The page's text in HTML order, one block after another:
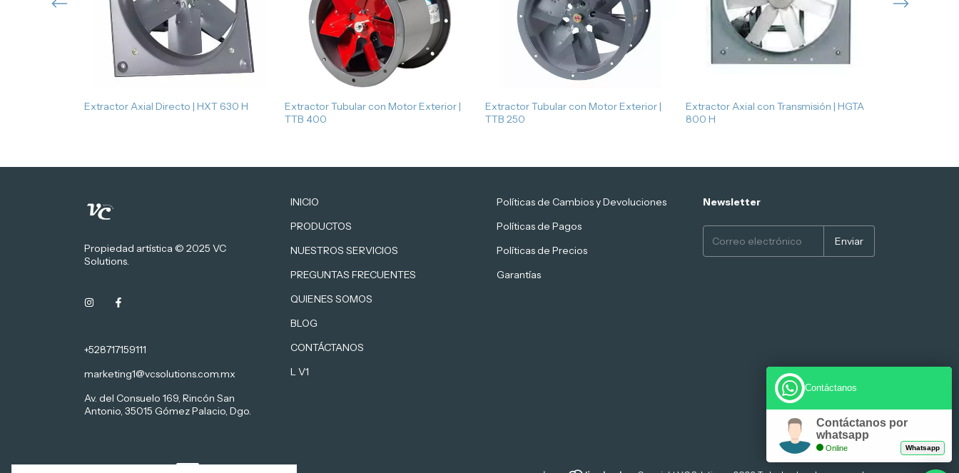
Extractor Axial Directo | HXT 630 H
Extractor Tubular con Motor Exterior |
TTB 400
Extractor Tubular con Motor Exterior |
TTB 250
Extractor Axial con Transmisión | HGTA
800 H
Propiedad artística © 2025 VC
Solutions.
+528717159111
marketing1@vcsolutions.com.mx
Av. del Consuelo 169, Rincón San
Antonio, 35015 Gómez Palacio, Dgo.
INICIO
PRODUCTOS
NUESTROS SERVICIOS
PREGUNTAS FRECUENTES
QUIENES SOMOS
BLOG
CONTÁCTANOS
L V1
Políticas de Cambios y Devoluciones
Políticas de Pagos
Políticas de Precios
Garantías
Newsletter
Contáctanos
Contáctanos por
whatsapp
Online Whatsapp